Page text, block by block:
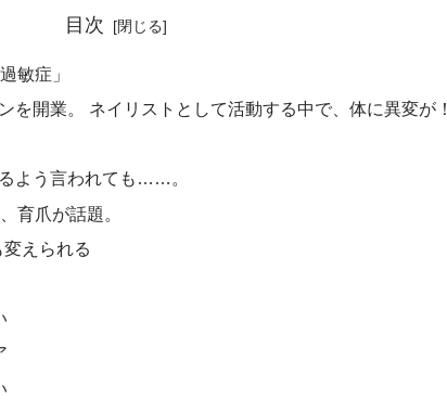
目次
敏症」
を開業。 ネイリストとして活動する中で、体に異変が！
よう言われても……。
育爪が話題。
えられる